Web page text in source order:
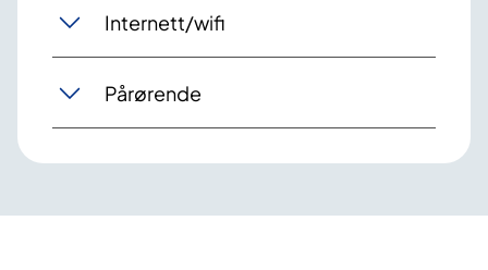
Internett/wifi
Pårørende